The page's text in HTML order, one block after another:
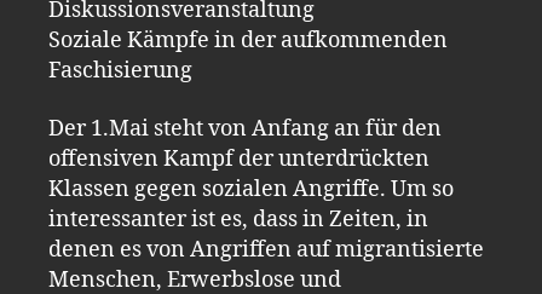
Diskussionsveranstaltung
Soziale Kämpfe in der aufkommenden
Faschisierung
Der 1.Mai steht von Anfang an für den
offensiven Kampf der unterdrückten
Klassen gegen sozialen Angriffe. Um so
interessanter ist es, dass in Zeiten, in
denen es von Angriffen auf migrantisierte
Menschen, Erwerbslose und